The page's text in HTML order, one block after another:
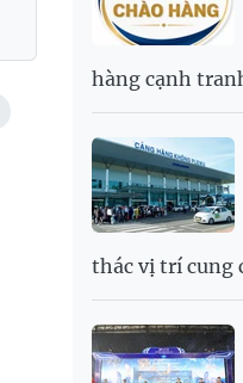
SAR
SGD
USD
26,000
hàng cạnh
thác vị trí cung